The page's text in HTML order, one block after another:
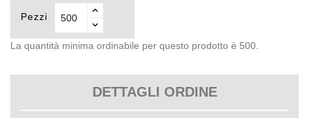
Pezzi
La quantità minima ordinabile per questo prodotto è 500.
DETTAGLI ORDINE